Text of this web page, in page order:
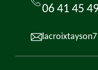
06 41 45